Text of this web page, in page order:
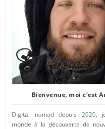
Bienvenue, moi c'est
Digital nomad depuis 2020,
monde à la découverte de